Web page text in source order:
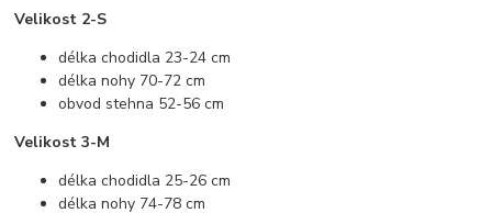
Velikost 2-S
délka chodidla 23-24 cm
délka nohy 70-72 cm
obvod stehna 52-56 cm
Velikost 3-M
délka chodidla 25-26 cm
délka nohy 74-78 cm